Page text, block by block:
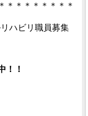
＊＊＊＊＊＊＊＊
ハビリ職員募集
！！